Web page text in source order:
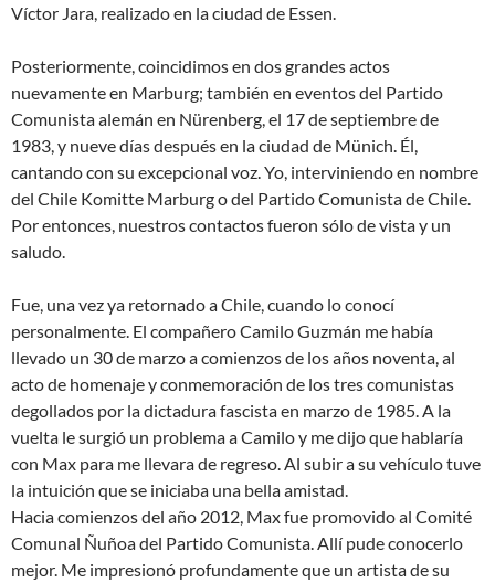
Víctor Jara, realizado en la ciudad de Essen.
Posteriormente, coincidimos en dos grandes actos
nuevamente en Marburg; también en eventos del Partido
Comunista alemán en Nürenberg, el 17 de septiembre de
1983, y nueve días después en la ciudad de Münich. Él,
cantando con su excepcional voz. Yo, interviniendo en nombre
del Chile Komitte Marburg o del Partido Comunista de Chile.
Por entonces, nuestros contactos fueron sólo de vista y un
saludo.
Fue, una vez ya retornado a Chile, cuando lo conocí
personalmente. El compañero Camilo Guzmán me había
llevado un 30 de marzo a comienzos de los años noventa, al
acto de homenaje y conmemoración de los tres comunistas
degollados por la dictadura fascista en marzo de 1985. A la
vuelta le surgió un problema a Camilo y me dijo que hablaría
con Max para me llevara de regreso. Al subir a su vehículo tuve
la intuición que se iniciaba una bella amistad.
Hacia comienzos del año 2012, Max fue promovido al Comité
Comunal Ñuñoa del Partido Comunista. Allí pude conocerlo
mejor. Me impresionó profundamente que un artista de su